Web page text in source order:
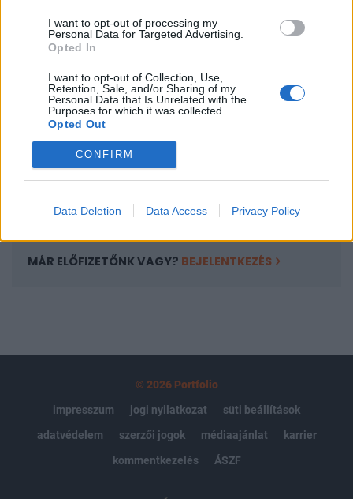
I want to opt-out of processing my
Personal Data for Targeted Advertising.
Opted In
I want to opt-out of Collection, Use,
Retention, Sale, and/or Sharing of my
Personal Data that Is Unrelated with the
Purposes for which it was collected.
Opted Out
CONFIRM
Data Deletion Data Access Privacy Policy
A keresett cikk a portfolio.hu hírarchívumához
tartozik, melynek olvasása előfizetéses
regisztrációhoz kötött.
Az előfizetés a következőket tartalmazza:
Portfolio.hu teljes cikkarchívum
Kötéslisták: BÉT elmúlt 2 év napon belüli
MÁR ELŐFIZETŐNK VAGY? BEJELENTKEZÉS
© 2026 Portfolio
impresszum
jogi nyilatkozat
süti beállítások
adatvédelem
szerzői jogok médiaajánlat
karrier
kommentkezelés
ÁSZF